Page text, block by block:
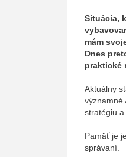
Situácia,
mám
Dnes
praktické
Aktuálny
významné
stratégiu
Pamäť je
správaní.